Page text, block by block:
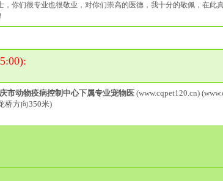
你们很专业也很敬业，对你们崇高的医德，我十分的敬佩，在此
市动物疫病控制中心下属专业宠物医(www.cqpet120.cn)
桥方向350米)